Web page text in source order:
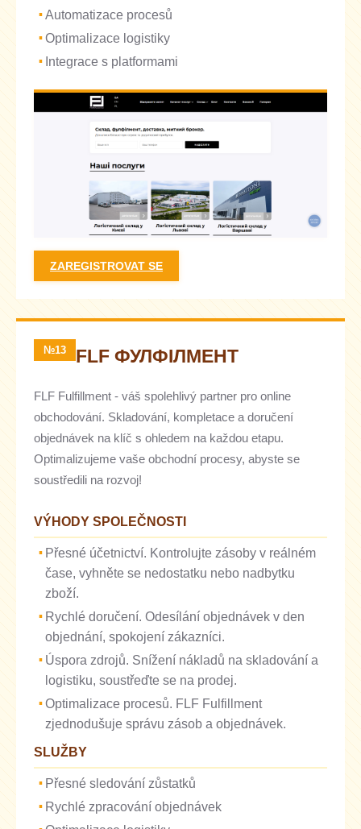
Automatizace procesů
Optimalizace logistiky
Integrace s platformami
ZAREGISTROVAT SE
№13 FLF ФУЛФІЛМЕНТ
FLF Fulfillment - váš spolehlivý partner pro online
obchodování. Skladování, kompletace a doručení
objednávek na klíč s ohledem na každou etapu.
Optimalizujeme vaše obchodní procesy, abyste se
soustředili na rozvoj!
VÝHODY SPOLEČNOSTI
Přesné účetnictví. Kontrolujte zásoby v reálném
čase, vyhněte se nedostatku nebo nadbytku
zboží.
Rychlé doručení. Odesílání objednávek v den
objednání, spokojení zákazníci.
Úspora zdrojů. Snížení nákladů na skladování a
logistiku, soustřeďte se na prodej.
Optimalizace procesů. FLF Fulfillment
zjednodušuje správu zásob a objednávek.
SLUŽBY
Přesné sledování zůstatků
Rychlé zpracování objednávek